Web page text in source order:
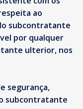
ao
subcontratante
por qualquer
ulterior, nos
segurança,
subcontratante